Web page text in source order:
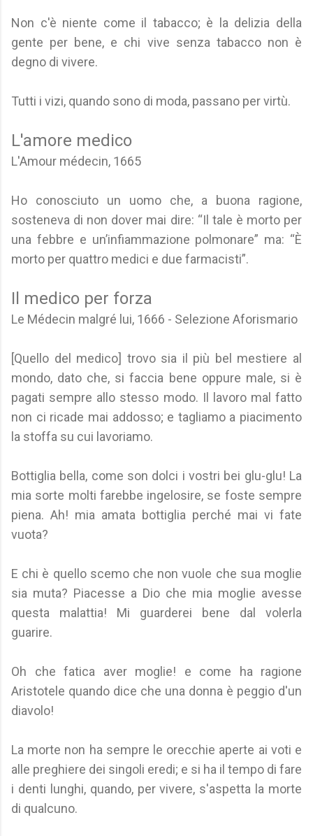
Non c'è niente come il tabacco; è la delizia della
gente per bene, e chi vive senza tabacco non è
degno di vivere.
Tutti i vizi, quando sono di moda, passano per virtù.
L'amore medico
L'Amour médecin, 1665
Ho conosciuto un uomo che, a buona ragione,
sosteneva di non dover mai dire: “Il tale è morto per
una febbre e un’infiammazione polmonare” ma: “È
morto per quattro medici e due farmacisti”.
Il medico per forza
Le Médecin malgré lui, 1666 - Selezione Aforismario
[Quello del medico] trovo sia il più bel mestiere al
mondo, dato che, si faccia bene oppure male, si è
pagati sempre allo stesso modo. Il lavoro mal fatto
non ci ricade mai addosso; e tagliamo a piacimento
la stoffa su cui lavoriamo.
Bottiglia bella, come son dolci i vostri bei glu-glu! La
mia sorte molti farebbe ingelosire, se foste sempre
piena. Ah! mia amata bottiglia perché mai vi fate
vuota?
E chi è quello scemo che non vuole che sua moglie
sia muta? Piacesse a Dio che mia moglie avesse
questa malattia! Mi guarderei bene dal volerla
guarire.
Oh che fatica aver moglie! e come ha ragione
Aristotele quando dice che una donna è peggio d'un
diavolo!
La morte non ha sempre le orecchie aperte ai voti e
alle preghiere dei singoli eredi; e si ha il tempo di fare
i denti lunghi, quando, per vivere, s'aspetta la morte
di qualcuno.